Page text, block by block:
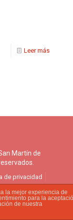
Leer más
Martín de
de privacidad
la mejor experiencia de
para la
de nuestra